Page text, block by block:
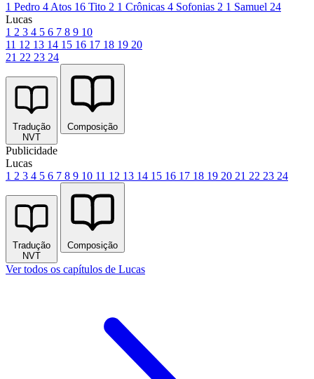
1 Pedro 4 Atos 16 Tito 2 1 Crônicas 4 Sofonias 2 1 Samuel 24
Lucas
1 2 3 4 5 6 7 8 9 10
11 12 13 14 15 16 17 18 19 20
21 22 23 24
Tradução
NVT
Composição
Publicidade
Lucas
1 2 3 4 5 6 7 8 9 10 11 12 13 14 15 16 17 18 19 20 21 22 23 24
Tradução
NVT
Composição
Ver todos os capítulos de Lucas